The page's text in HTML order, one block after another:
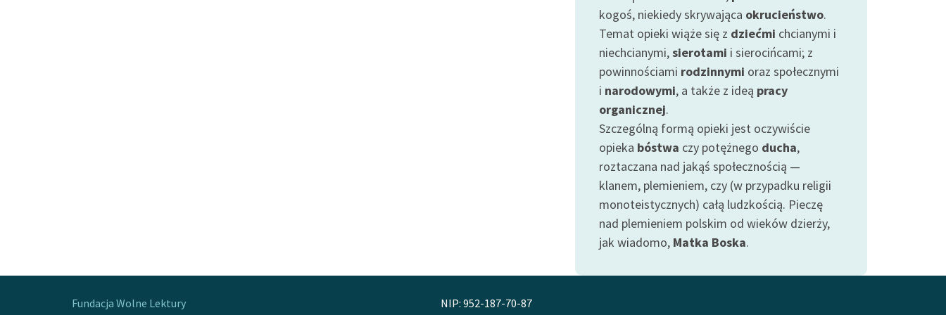
kogoś, niekiedy skrywająca okrucieństwo.
Temat opieki wiąże się z dziećmi chcianymi i
niechcianymi,sierotami i sierocińcami; z
powinnościami rodzinnymi oraz społecznymi
i narodowymi, a także z ideą pracy
organicznej.
Szczególną formą opieki jest oczywiście
opieka bóstwa czy potężnego ducha,
roztaczana nad jakąś społecznością —
klanem, plemieniem, czy (w przypadku religii
monoteistycznych) całą ludzkością. Pieczę
nad plemieniem polskim od wieków dzierży,
jak wiadomo, Matka Boska.
Fundacja Wolne Lektury
NIP: 952-187-70-87